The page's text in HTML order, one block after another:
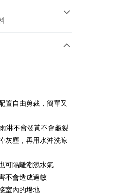
銀行
商業銀行
商業銀行
銀行
商業銀行
銀行
銀行
銀行
銀行
銀行
商業銀行
置自由剪裁，簡單又
淋不會發黃不會龜裂
灰塵，再用水沖洗晾
可隔離潮濕水氣
不會造成過敏
室內的場地